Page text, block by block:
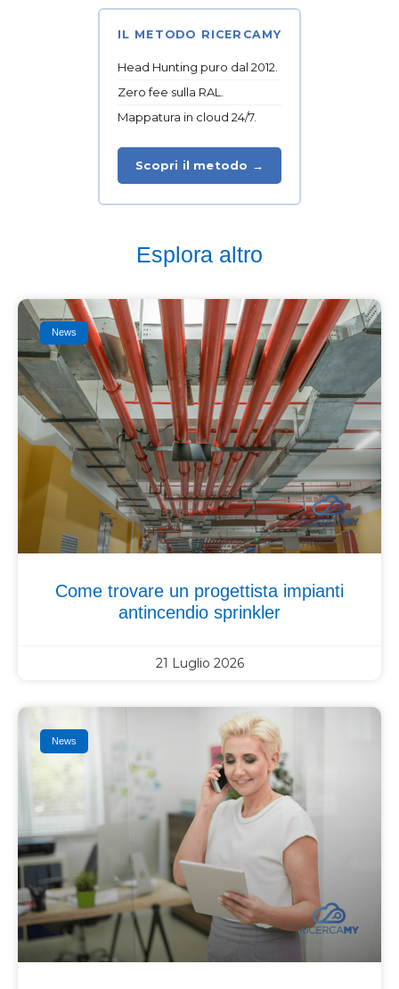
IL METODO RICERCAMY
Head Hunting puro dal 2012.
Zero fee sulla RAL.
Mappatura in cloud 24/7.
Scopri il metodo →
Esplora altro
News
Come trovare un progettista impianti
antincendio sprinkler
21 Luglio 2026
News